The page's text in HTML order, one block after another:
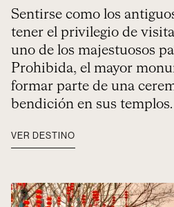
Sentirse como los
tener el privilegio de
uno de los majestuosos
Prohibida, el mayor
formar parte de una
bendición en sus templos.
VER DESTINO